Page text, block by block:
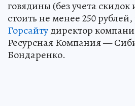
говядины (без учета
стоить не менее 250 рублей,
Горсайтудиректор
Ресурсная Компания —
Бондаренко.